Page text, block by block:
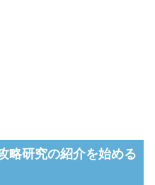
略研究の紹介を始める